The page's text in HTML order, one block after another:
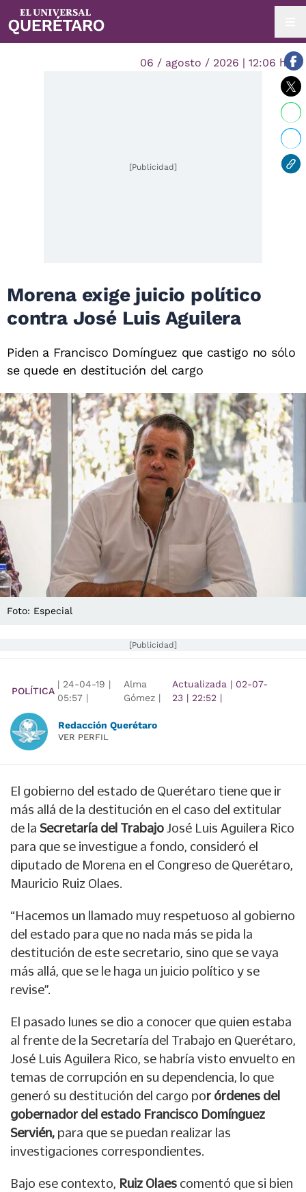
06 / agosto / 2026 | 12:06 hrs.
[Publicidad]
Morena exige juicio político
contra José Luis Aguilera
Piden a Francisco Domínguez que castigo no sólo
se quede en destitución del cargo
Foto: Especial
[Publicidad]
POLÍTICA
| 24-04-19 |
05:57 |
Alma
Gómez |
Actualizada | 02-07-
23 | 22:52 |
Redacción Querétaro
VER PERFIL
El gobierno del estado de Querétaro tiene que ir
más allá de la destitución en el caso del extitular
de la Secretaría del Trabajo José Luis Aguilera Rico
para que se investigue a fondo, consideró el
diputado de Morena en el Congreso de Querétaro,
Mauricio Ruiz Olaes.
“Hacemos un llamado muy respetuoso al gobierno
del estado para que no nada más se pida la
destitución de este secretario, sino que se vaya
más allá, que se le haga un juicio político y se
revise”.
El pasado lunes se dio a conocer que quien estaba
al frente de la Secretaría del Trabajo en Querétaro,
José Luis Aguilera Rico, se habría visto envuelto en
temas de corrupción en su dependencia, lo que
generó su destitución del cargo por órdenes del
gobernador del estado Francisco Domínguez
Servién, para que se puedan realizar las
investigaciones correspondientes.
Bajo ese contexto, Ruiz Olaes comentó que si bien